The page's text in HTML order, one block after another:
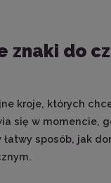
znaki do
kroje, których
się w momencie,
łatwy sposób, jak